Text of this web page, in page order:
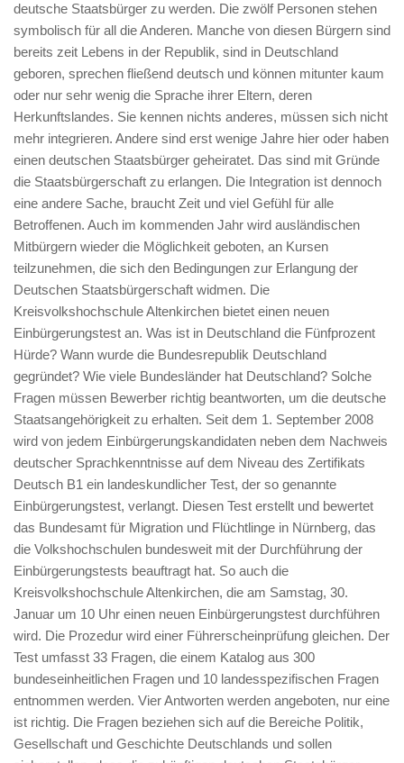
deutsche Staatsbürger zu werden. Die zwölf Personen stehen
symbolisch für all die Anderen. Manche von diesen Bürgern sind
bereits zeit Lebens in der Republik, sind in Deutschland
geboren, sprechen fließend deutsch und können mitunter kaum
oder nur sehr wenig die Sprache ihrer Eltern, deren
Herkunftslandes. Sie kennen nichts anderes, müssen sich nicht
mehr integrieren. Andere sind erst wenige Jahre hier oder haben
einen deutschen Staatsbürger geheiratet. Das sind mit Gründe
die Staatsbürgerschaft zu erlangen. Die Integration ist dennoch
eine andere Sache, braucht Zeit und viel Gefühl für alle
Betroffenen. Auch im kommenden Jahr wird ausländischen
Mitbürgern wieder die Möglichkeit geboten, an Kursen
teilzunehmen, die sich den Bedingungen zur Erlangung der
Deutschen Staatsbürgerschaft widmen. Die
Kreisvolkshochschule Altenkirchen bietet einen neuen
Einbürgerungstest an. Was ist in Deutschland die Fünfprozent
Hürde? Wann wurde die Bundesrepublik Deutschland
gegründet? Wie viele Bundesländer hat Deutschland? Solche
Fragen müssen Bewerber richtig beantworten, um die deutsche
Staatsangehörigkeit zu erhalten. Seit dem 1. September 2008
wird von jedem Einbürgerungskandidaten neben dem Nachweis
deutscher Sprachkenntnisse auf dem Niveau des Zertifikats
Deutsch B1 ein landeskundlicher Test, der so genannte
Einbürgerungstest, verlangt. Diesen Test erstellt und bewertet
das Bundesamt für Migration und Flüchtlinge in Nürnberg, das
die Volkshochschulen bundesweit mit der Durchführung der
Einbürgerungstests beauftragt hat. So auch die
Kreisvolkshochschule Altenkirchen, die am Samstag, 30.
Januar um 10 Uhr einen neuen Einbürgerungstest durchführen
wird. Die Prozedur wird einer Führerscheinprüfung gleichen. Der
Test umfasst 33 Fragen, die einem Katalog aus 300
bundeseinheitlichen Fragen und 10 landesspezifischen Fragen
entnommen werden. Vier Antworten werden angeboten, nur eine
ist richtig. Die Fragen beziehen sich auf die Bereiche Politik,
Gesellschaft und Geschichte Deutschlands und sollen